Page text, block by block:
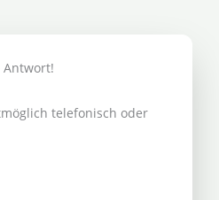
Antwort!
telefonisch oder